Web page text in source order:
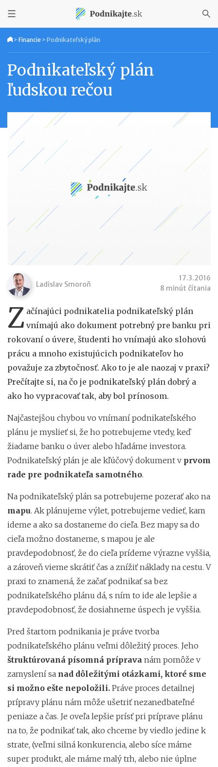
> Financie > Podnikateľský plán
Podnikateľský plán
ľudskou rečou
Ladislav Smoroň
17.3.2016
8 minút čítania
Z ačínajúci podnikatelia podnikateľský plán
vnímajú ako dokument potrebný pre banku pri
rokovaní o úvere, študenti ho vnímajú ako slohovú
prácu a mnoho existujúcich podnikateľov ho
považuje za zbytočnosť. Ako to je ale naozaj v praxi?
Prečítajte si, na čo je podnikateľský plán dobrý a
ako ho vypracovať tak, aby bol prínosom.
Najčastejšou chybou vo vnímaní podnikateľského
plánu je myslieť si, že ho potrebujeme vtedy, keď
žiadame banku o úver alebo hľadáme investora.
Podnikateľský plán je ale kľúčový dokument v prvom
rade pre podnikateľa samotného.
Na podnikateľský plán sa potrebujeme pozerať ako na
mapu. Ak plánujeme výlet, potrebujeme vedieť, kam
ideme a ako sa dostaneme do cieľa. Bez mapy sa do
cieľa možno dostaneme, s mapou je ale
pravdepodobnosť, že do cieľa prídeme výrazne vyššia,
a zároveň vieme skrátiť čas a znížiť náklady na cestu. V
praxi to znamená, že začať podnikať sa bez
podnikateľského plánu dá, s ním to ide ale lepšie a
pravdepodobnosť, že dosiahneme úspech je vyššia.
Pred štartom podnikania je práve tvorba
podnikateľského plánu veľmi dôležitý proces. Jeho
štruktúrovaná písomná príprava nám pomôže v
zamyslení sa nad dôležitými otázkami, ktoré sme
si možno ešte nepoložili. Práve proces detailnej
prípravy plánu nám môže ušetriť nezanedbateľné
peniaze a čas. Je oveľa lepšie prísť pri príprave plánu
na to, že podnikať tak, ako chceme by viedlo jedine k
strate, (veľmi silná konkurencia, alebo síce máme
super produkt, ale máme malý trh, alebo nie úplne